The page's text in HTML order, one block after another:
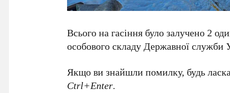
Всього на гасіння було залучено 2
особового складу Державної служби
Якщо ви знайшли помилку, будь
Ctrl+Enter.